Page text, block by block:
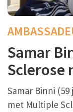
Samar
Sclerose
Samar Binni
met Multiple